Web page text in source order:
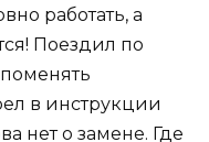
работать, а
Поездил по
в инструкции
нет о замене. Где